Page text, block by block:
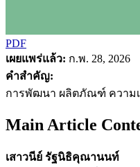
PDF
เผยแพร่แล้ว: ก.พ. 28, 2026
คำสำคัญ:
การพัฒนา ผลิตภัณฑ์ ความ
Main Article
เสาวนีย์ รัฐนิธิคุณานนท์